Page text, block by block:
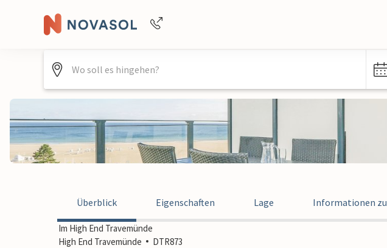
Überblick Eigenschaften Lage Informationen
Im High End Travemünde
High End Travemünde
DTR873